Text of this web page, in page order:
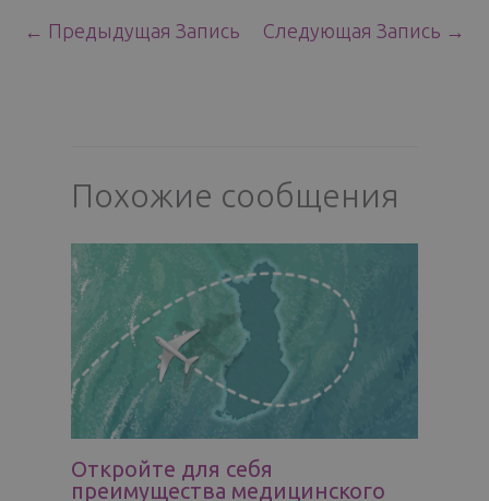
← Предыдущая Запись Следующая Запись →
Похожие сообщения
Откройте для себя
преимущества медицинского